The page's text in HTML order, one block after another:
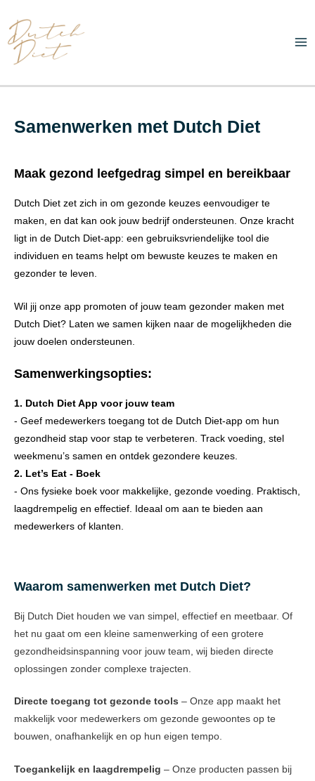
naar
de
inhoud
Samenwerken met Dutch Diet
Maak gezond leefgedrag simpel en bereikbaar
Dutch Diet zet zich in om gezonde keuzes eenvoudiger te
maken, en dat kan ook jouw bedrijf ondersteunen. Onze kracht
ligt in de Dutch Diet-app: een gebruiksvriendelijke tool die
individuen en teams helpt om bewuste keuzes te maken en
gezonder te leven.
Wil jij onze app promoten of jouw team gezonder maken met
Dutch Diet? Laten we samen kijken naar de mogelijkheden die
jouw doelen ondersteunen.
Samenwerkingsopties:
1. Dutch Diet App voor jouw team
- Geef medewerkers toegang tot de Dutch Diet-app om hun
gezondheid stap voor stap te verbeteren. Track voeding, stel
weekmenu’s samen en ontdek gezondere keuzes.
2. Let’s Eat - Boek
- Ons fysieke boek voor makkelijke, gezonde voeding. Praktisch,
laagdrempelig en effectief. Ideaal om aan te bieden aan
medewerkers of klanten.
Waarom samenwerken met Dutch Diet?
Bij Dutch Diet houden we van simpel, effectief en meetbaar. Of
het nu gaat om een kleine samenwerking of een grotere
gezondheidsinspanning voor jouw team, wij bieden directe
oplossingen zonder complexe trajecten.
Directe toegang tot gezonde tools – Onze app maakt het
makkelijk voor medewerkers om gezonde gewoontes op te
bouwen, onafhankelijk en op hun eigen tempo.
Toegankelijk en laagdrempelig – Onze producten passen bij